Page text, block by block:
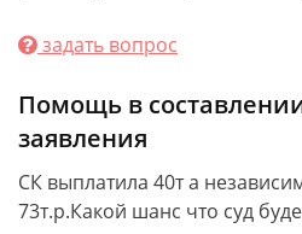
задать вопрос
Помощь в
заявления
СК выплатила 40т а
73т.р.Какой шанс что суд